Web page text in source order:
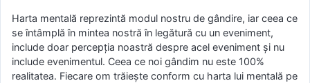
Harta mentală reprezintă modul nostru de gândire, iar ceea ce
se întâmplă în mintea nostră în legătură cu un eveniment,
include doar percepția noastră despre acel eveniment și nu
include evenimentul. Ceea ce noi gândim nu este 100%
realitatea. Fiecare om trăiește conform cu harta lui mentală pe